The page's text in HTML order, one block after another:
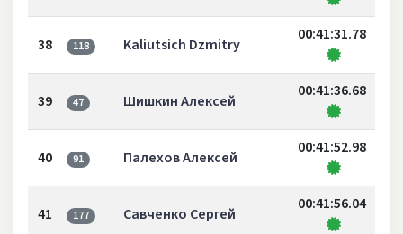
38 118 Kaliutsich Dzmitry
00:41:31.78
39 47 Шишкин Алексей
00:41:36.68
40 91 Палехов Алексей
00:41:52.98
41 177 Савченко Сергей
00:41:56.04